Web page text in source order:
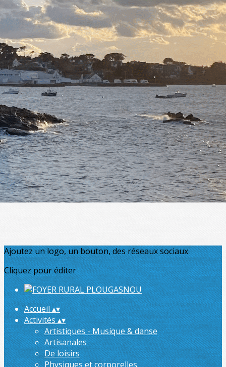
<
>
Fête du 18 mai 2025 N°1
Fête du 18 mai 2025 N°2 Musique & danse
Concert EHPAD de Lanmeur Juin 2024
AG 13 janvier 2024
?>
Images de la page d'accueil
Cliquez pour éditer
Ajoutez un logo, un bouton, des réseaux sociaux
Cliquez pour éditer
Accueil▴▾
Activités▴▾
Artistiques - Musique & danse
Artisanales
De loisirs
Physiques et corporelles